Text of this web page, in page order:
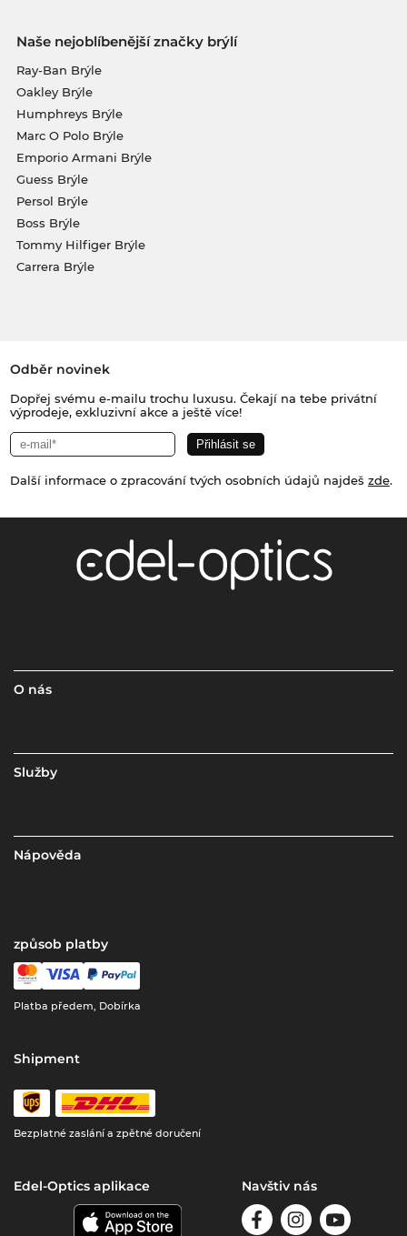
Naše nejoblíbenější značky brýlí
Ray-Ban Brýle
Oakley Brýle
Humphreys Brýle
Marc O Polo Brýle
Emporio Armani Brýle
Guess Brýle
Persol Brýle
Boss Brýle
Tommy Hilfiger Brýle
Carrera Brýle
Odběr novinek
Dopřej svému e-mailu trochu luxusu. Čekají na tebe privátní
výprodeje, exkluzivní akce a ještě více!
Další informace o zpracování tvých osobních údajů najdeš zde.
O nás
Služby
Nápověda
způsob platby
Platba předem, Dobírka
Shipment
Bezplatné zaslání a zpětné doručení
Edel-Optics aplikace Navštiv nás